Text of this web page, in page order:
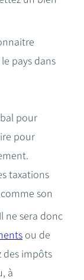
pays dans
pour
pour
taxations
son
ne sera donc
ou de
des impôts
à